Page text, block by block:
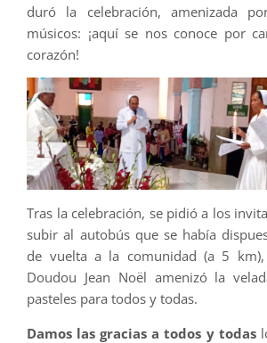
duró la celebración, amenizada
músicos: ¡aquí se nos conoce por
corazón!
Tras la celebración, se pidió a los
subir al autobús que se había
de vuelta a la comunidad (a 5
Doudou Jean Noël amenizó la
pasteles para todos y todas.
Damos las gracias a todos y todas